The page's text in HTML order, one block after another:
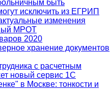
быть
исключить из ЕГРИП
изменения
МРОТ
2020
хранение документов
с расчетным
новый сервис 1С
в Москве: тонкости и